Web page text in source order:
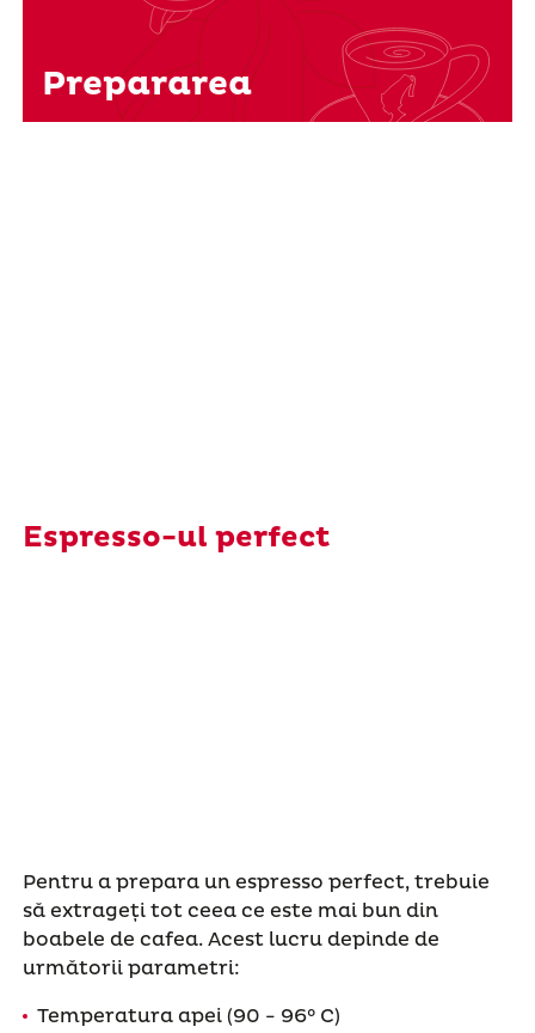
Prepararea
Espresso-ul perfect
Pentru a prepara un espresso perfect, trebuie
să extrageți tot ceea ce este mai bun din
boabele de cafea. Acest lucru depinde de
următorii parametri:
Temperatura apei (90 - 96° C)